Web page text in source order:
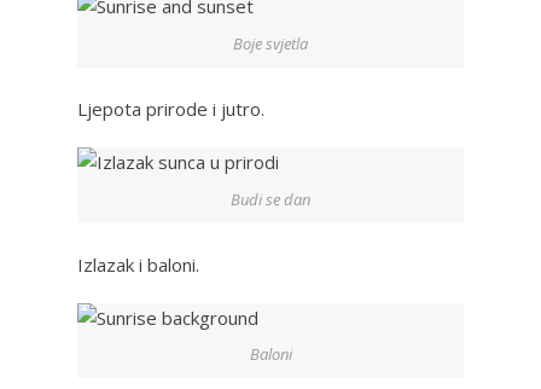
Boje svjetla
Ljepota prirode i jutro.
Budi se dan
Izlazak i baloni.
Baloni